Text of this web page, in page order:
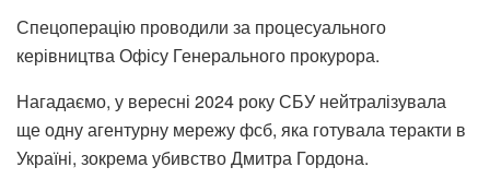
Спецоперацію проводили за процесуального
керівництва Офісу Генерального прокурора.
Нагадаємо, у вересні 2024 року СБУ нейтралізувала
ще одну агентурну мережу фсб, яка готувала теракти в
Україні, зокрема убивство Дмитра Гордона.